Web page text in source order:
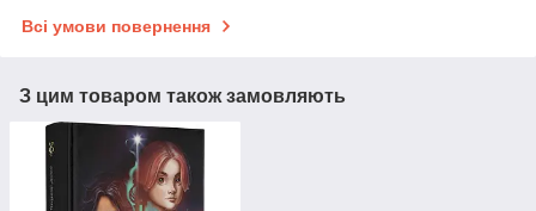
Всі умови повернення
З цим товаром також замовляють